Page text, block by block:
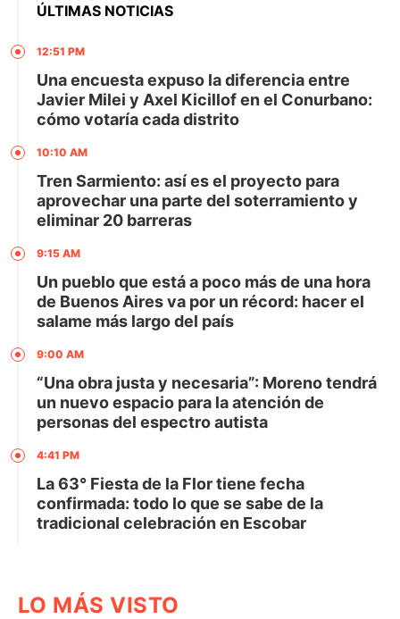
ÚLTIMAS NOTICIAS
12:51 PM
Una encuesta expuso la diferencia entre
Javier Milei y Axel Kicillof en el Conurbano:
cómo votaría cada distrito
10:10 AM
Tren Sarmiento: así es el proyecto para
aprovechar una parte del soterramiento y
eliminar 20 barreras
9:15 AM
Un pueblo que está a poco más de una hora
de Buenos Aires va por un récord: hacer el
salame más largo del país
9:00 AM
“Una obra justa y necesaria”: Moreno tendrá
un nuevo espacio para la atención de
personas del espectro autista
4:41 PM
La 63° Fiesta de la Flor tiene fecha
confirmada: todo lo que se sabe de la
tradicional celebración en Escobar
LO MÁS VISTO